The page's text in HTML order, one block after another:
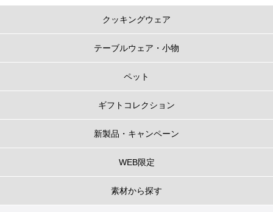
クッキングウェア
テーブルウェア・小物
ペット
ギフトコレクション
新製品・キャンペーン
WEB限定
素材から探す